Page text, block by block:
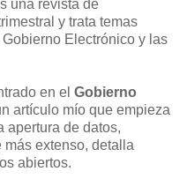
una revista de
y trata temas
Electrónico y las
en el Gobierno
artículo mío que empieza
apertura de datos,
extenso, detalla
abiertos.